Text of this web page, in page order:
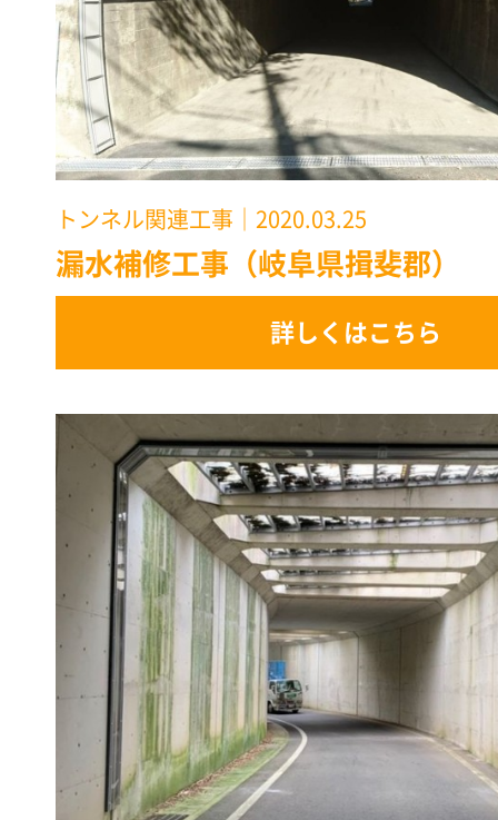
トンネル関連工事 ｜2020.03.25
漏水補修工事（岐阜県揖斐郡）
詳しくはこちら